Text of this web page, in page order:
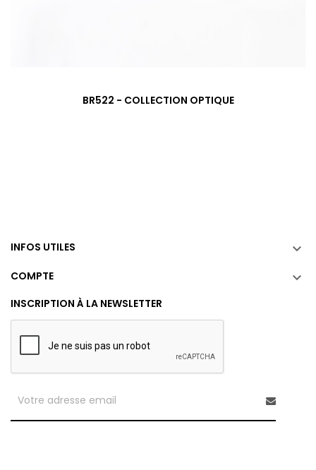
BR522 - COLLECTION OPTIQUE
INFOS UTILES 
COMPTE 
INSCRIPTION À LA NEWSLETTER